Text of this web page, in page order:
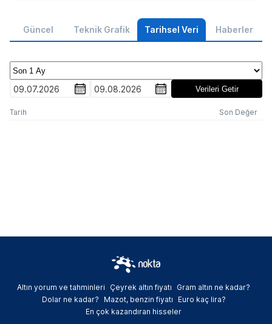
Güncel Teknik Grafik Tarihsel Veri Haberler
09.07.2026 09.08.2026 Verileri Getir
Tarih Son Değer
Altın yorum ve tahminleri Çeyrek altın fiyatı
Gram altın ne kadar?
Dolar ne kadar?
Mazot, benzin fiyatı
Euro kaç lira?
En çok kazandıran hisseler